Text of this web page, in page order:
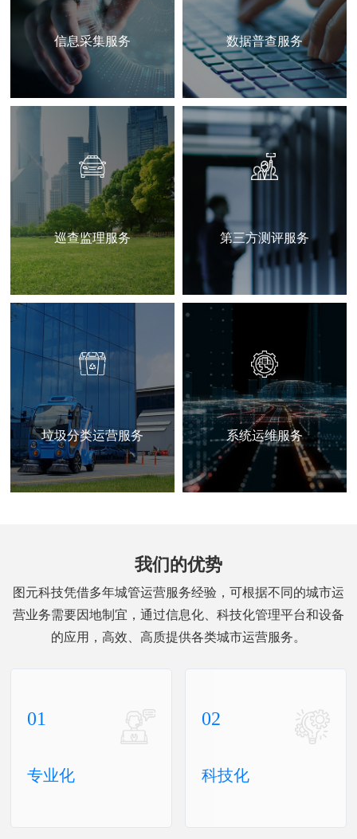
信息采集服务 数据普查服务
巡查监理服务 第三方测评服务
垃圾分类运营服务 系统运维服务
我们的优势
图元科技凭借多年城管运营服务经验，可根据不同的城市运
营业务需要因地制宜，通过信息化、科技化管理平台和设备
01
专业化
02
科技化